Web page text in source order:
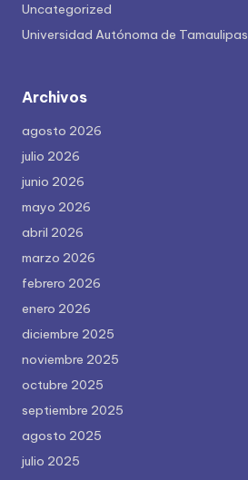
Uncategorized
Universidad Autónoma de Tamaulipas
Archivos
agosto 2026
julio 2026
junio 2026
mayo 2026
abril 2026
marzo 2026
febrero 2026
enero 2026
diciembre 2025
noviembre 2025
octubre 2025
septiembre 2025
agosto 2025
julio 2025